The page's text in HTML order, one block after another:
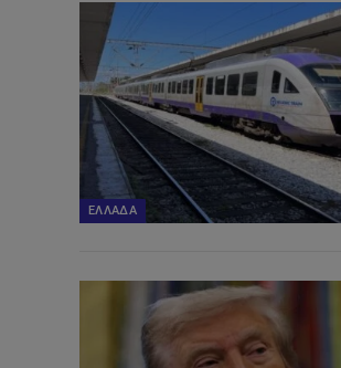
ΕΛΛΆΔΑ